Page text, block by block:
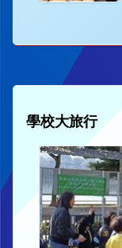
學校大旅行